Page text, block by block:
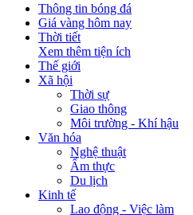
Thông tin bóng đá
Giá vàng hôm nay
Thời tiết
Xem thêm tiện ích
Thế giới
Xã hội
Thời sự
Giao thông
Môi trường - Khí hậu
Văn hóa
Nghệ thuật
Ẩm thực
Du lịch
Kinh tế
Lao động - Việc làm